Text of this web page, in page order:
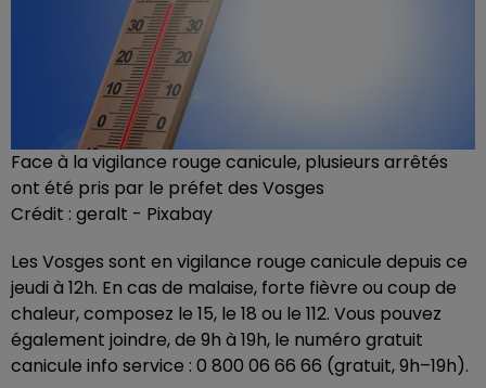
Face à la vigilance rouge canicule, plusieurs arrêtés
ont été pris par le préfet des Vosges
Crédit : geralt - Pixabay
Les Vosges sont en vigilance rouge canicule depuis ce
jeudi à 12h. En cas de malaise, forte fièvre ou coup de
chaleur, composez le 15, le 18 ou le 112. Vous pouvez
également joindre, de 9h à 19h, le numéro gratuit
canicule info service : 0 800 06 66 66 (gratuit, 9h–19h).